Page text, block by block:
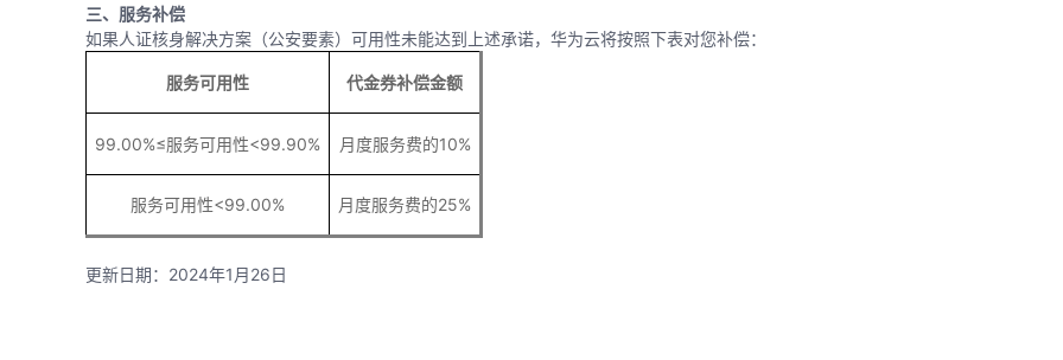
三、服务补偿
如果人证核身解决方案（公安要素）可用性未能达到上述承诺，华为云将按照下表对您补偿：
服务可用性 代金券补偿金额
99.00%≤服务可用性<99.90% 月度服务费的10%
服务可用性<99.00% 月度服务费的25%
更新日期：2024年1月26日